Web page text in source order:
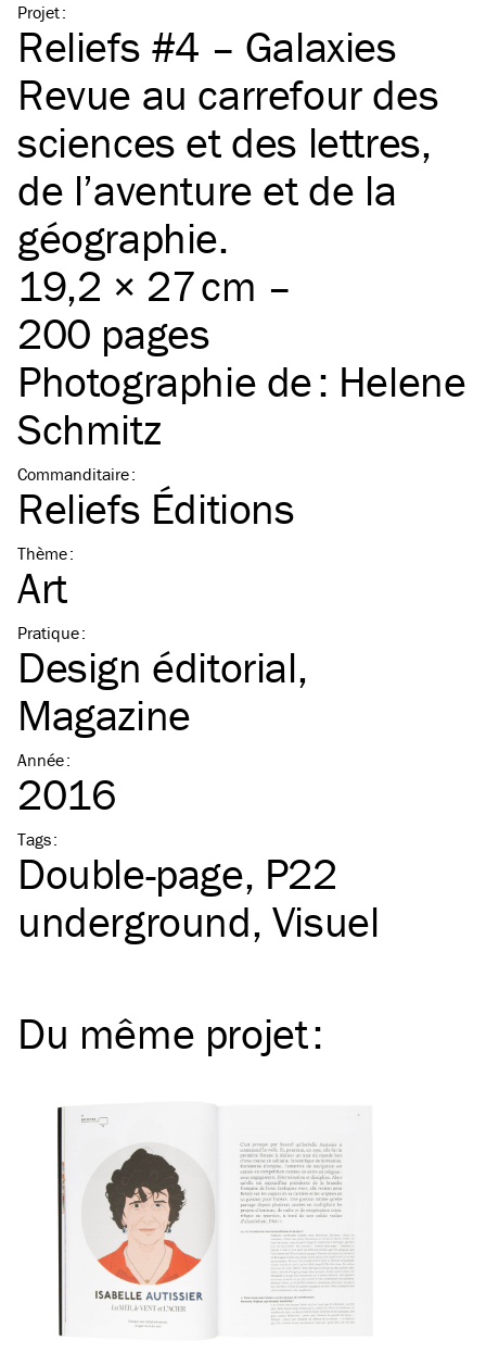
Projet:
Reliefs #4 – Galaxies
Revue au carrefour des
sciences et des lettres,
de l’aventure et de la
géographie.
19,2 × 27 cm –
200 pages
Photographie de : Helene
Schmitz
Commanditaire:
Reliefs Éditions
Thème:
Art
Pratique:
Design éditorial
Magazine
Année:
2016
Tags:
Double-page P22
underground Visuel
Du même projet: